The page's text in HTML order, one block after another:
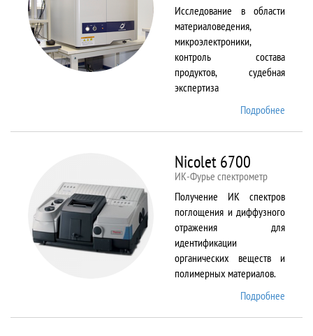
Исследование в области
материаловедения,
микроэлектроники,
контроль состава
продуктов, судебная
экспертиза
Подробнее
Nicolet 6700
ИК-Фурье спектрометр
Получение ИК спектров
поглощения и диффузного
отражения для
идентификации
органических веществ и
полимерных материалов.
Подробнее